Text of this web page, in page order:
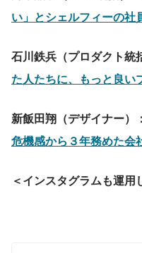
い」とシェルフィーの社
石川鉄兵（プロダクト統
た人たちに、もっと良い
新飯田翔（デザイナー）：
危機感から３年務めた会
＜インスタグラムも運用